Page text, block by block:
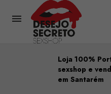

Loja 100%
sexshop e
em Santarém